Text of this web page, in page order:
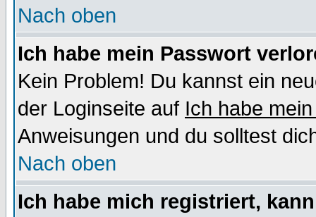
Nach oben
Ich habe mein Passwort
Kein Problem! Du kannst ein
der Loginseite auf Ich habe
Anweisungen und du solltest
Nach oben
Ich habe mich registriert,